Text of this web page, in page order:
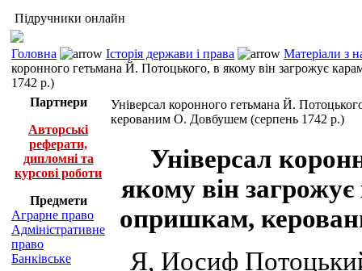
Підручники онлайн
Головна Історія держави і права
Матеріали з
коронного гетьмана Й. Потоцького, в якому він загрожує
1742 р.)
Партнери
Авторські
реферати,
дипломні та
курсові роботи
Предмети
Аграрне право
Адміністративне
право
Банківське
Універсал коронного гетьмана Й.
керованим О. Довбушем (серпень 1742 р.)
Універсал
якому він
опришкам,
Я, Иосиф Потоцький